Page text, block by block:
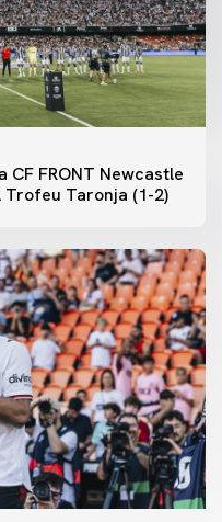
FRONT Newcastle
Trofeu Taronja (1-2)